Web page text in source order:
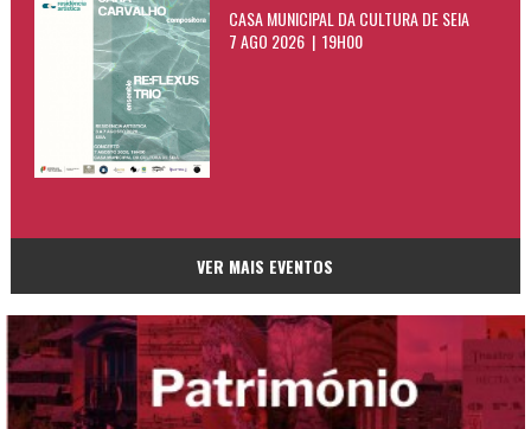
CASA MUNICIPAL DA CULTURA DE SEIA
7 AGO 2026 | 19H00
VER MAIS EVENTOS